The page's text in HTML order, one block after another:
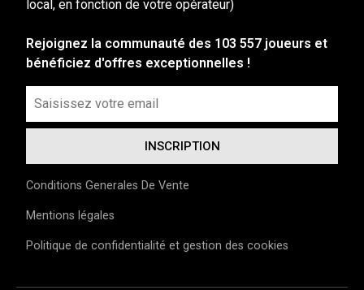
Rejoignez la communauté des 103 557 joueurs et
bénéficiez d'offres exceptionnelles !
local, en fonction de votre opérateur)
Conditions Generales De Vente
Mentions légales
Politique de confidentialité et gestion des cookies